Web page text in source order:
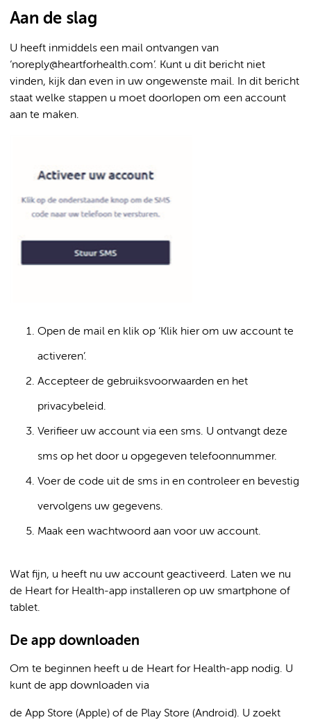
Aan de slag
U heeft inmiddels een mail ontvangen van
‘noreply@heartforhealth.com’. Kunt u dit bericht niet
vinden, kijk dan even in uw ongewenste mail. In dit bericht
staat welke stappen u moet doorlopen om een account
aan te maken.
Open de mail en klik op ‘Klik hier om uw account te
activeren’.
Accepteer de gebruiksvoorwaarden en het
privacybeleid.
Verifieer uw account via een sms. U ontvangt deze
sms op het door u opgegeven telefoonnummer.
Voer de code uit de sms in en controleer en bevestig
vervolgens uw gegevens.
Maak een wachtwoord aan voor uw account.
Wat fijn, u heeft nu uw account geactiveerd. Laten we nu
de Heart for Health-app installeren op uw smartphone of
tablet.
De app downloaden
Om te beginnen heeft u de Heart for Health-app nodig. U
kunt de app downloaden via
de App Store (Apple) of de Play Store (Android). U zoekt